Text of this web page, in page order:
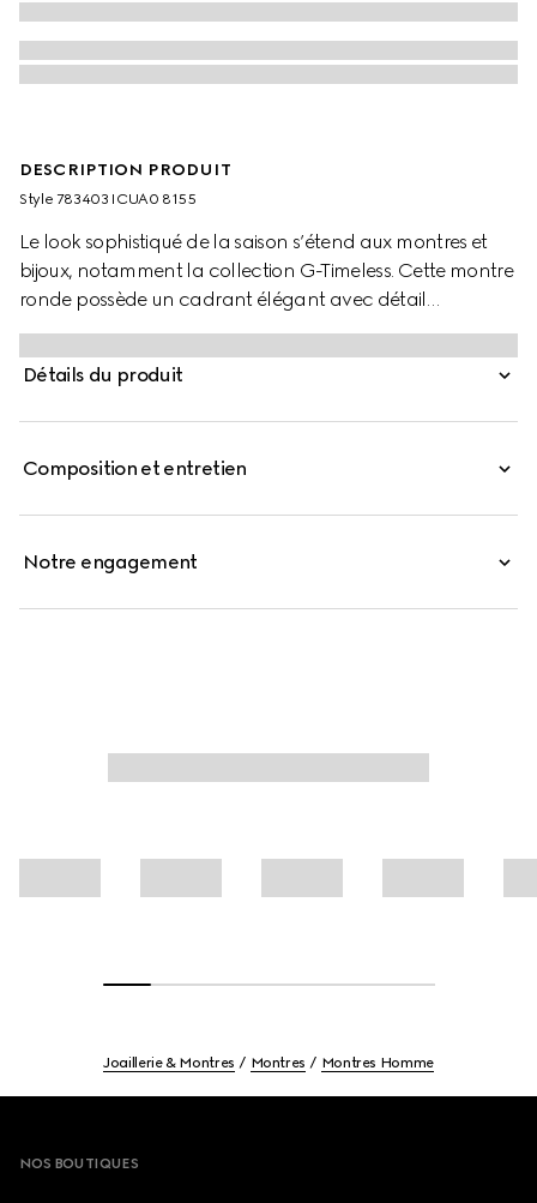
DESCRIPTION PRODUIT
Style ‎783403 ICUA0 8155
Le look sophistiqué de la saison s’étend aux montres et
bijoux, notamment la collection G-Timeless. Cette montre
ronde possède un cadrant élégant avec détail
GG enlacés subtil, inscription Gucci et motifs
emblématiques. Conçu avec un bracelet en acier, cet
accessoire est rehaussé d’un cadran petite seconde.
Détails du produit
Composition et entretien
Notre engagement
Joaillerie & Montres Montres Montres Homme
NOS BOUTIQUES